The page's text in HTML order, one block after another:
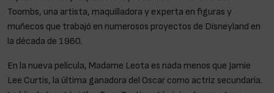
Toombs, una artista, maquilladora y experta en figuras y
muñecos que trabajó en numerosos proyectos de Disneyland en
la década de 1960.
En la nueva película, Madame Leota es nada menos que Jamie
Lee Curtis, la última ganadora del Oscar como actriz secundaria.